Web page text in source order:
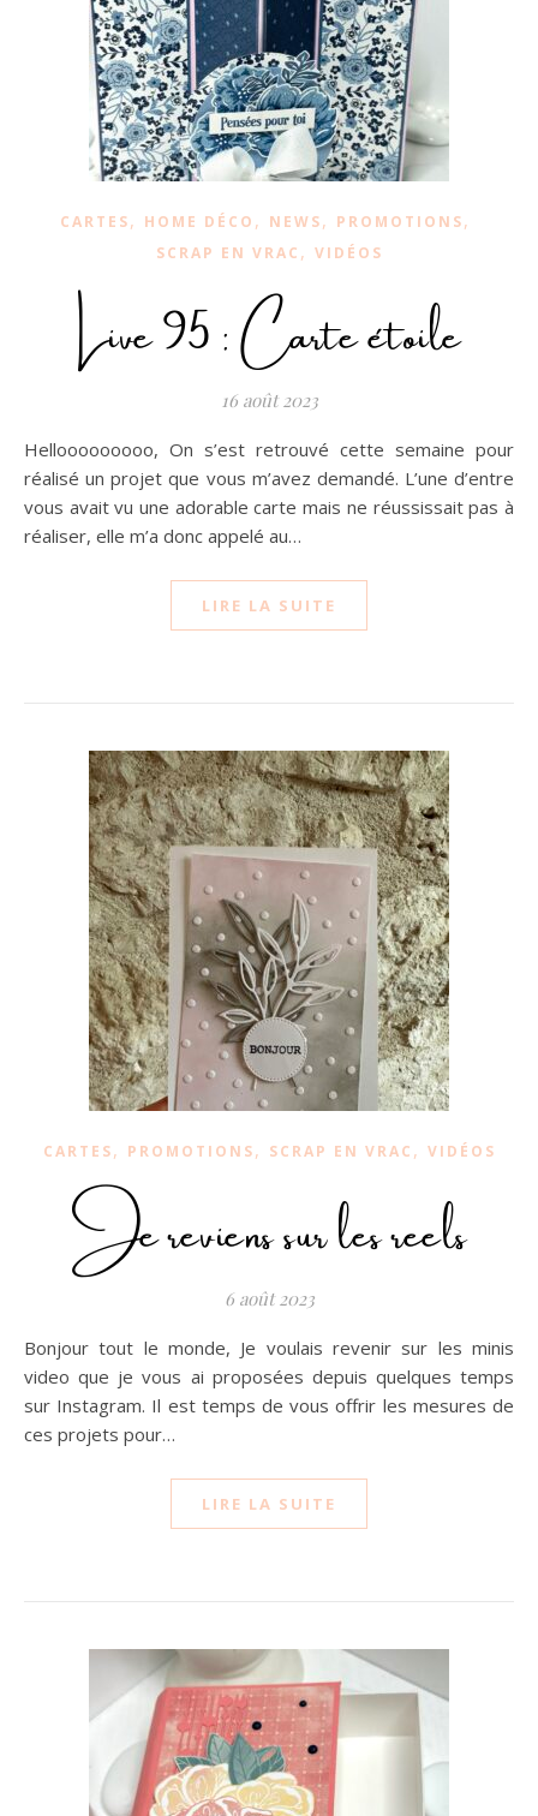
CARTES, HOME DÉCO , NEWS, PROMOTIONS,
SCRAP EN VRAC , VIDÉOS
Live 95 : Carte étoile
16 août 2023
Hellooooooooo, On s’est retrouvé cette semaine pour
réalisé un projet que vous m’avez demandé. L’une d’entre
vous avait vu une adorable carte mais ne réussissait pas à
réaliser, elle m’a donc appelé au…
LIRE LA SUITE
CARTES, PROMOTIONS, SCRAP EN VRAC , VIDÉOS
Je reviens sur les reels
6 août 2023
Bonjour tout le monde, Je voulais revenir sur les minis
video que je vous ai proposées depuis quelques temps
sur Instagram. Il est temps de vous offrir les mesures de
ces projets pour…
LIRE LA SUITE